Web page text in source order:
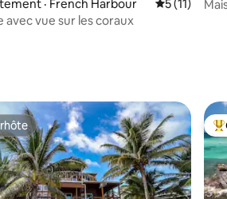
5 sur 5, 15 commentaires
· French Harbour Note
5 (11)
avec vue sur les coraux